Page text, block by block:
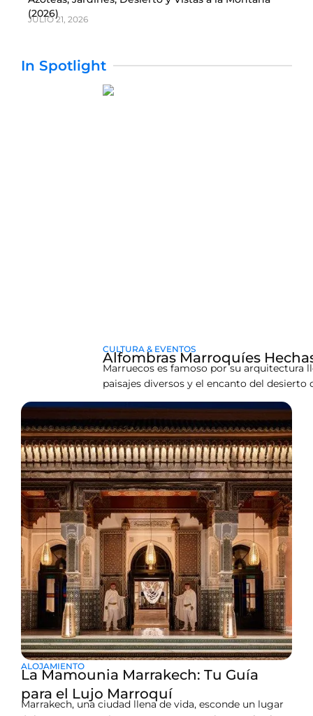
(2026)
JULIO 21, 2026
In Spotlight
CULTURA & EVENTOS
Alfombras Marroquíes
Marruecos es famoso por su arquitectura
paisajes diversos y el encanto del desierto
animados, desde mezclas de especias
montañas del Atlas, Marruecos
ALOJAMIENTO
La Mamounia Marrakech: Tu Guía
para el Lujo Marroquí
Marrakech, una ciudad llena de vida, esconde un lugar